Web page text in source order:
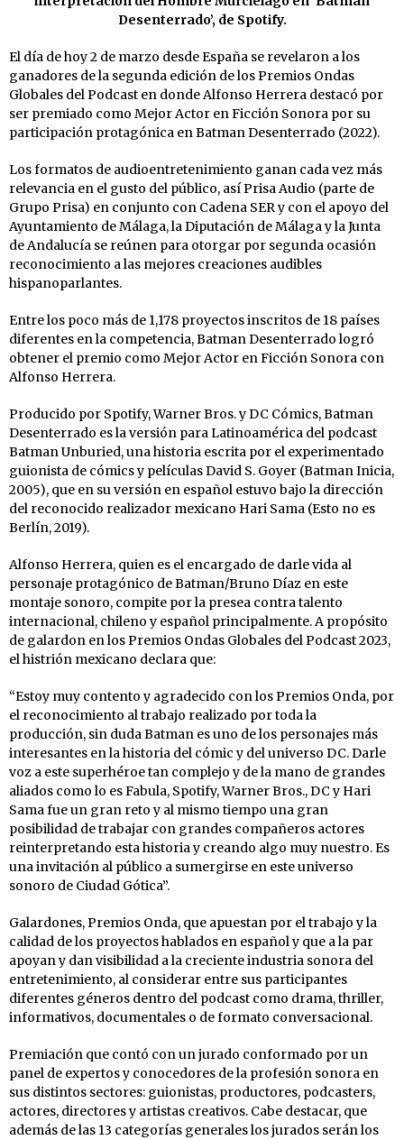
Desenterrado’, de Spotify.
El día de hoy 2 de marzo desde España se revelaron a los
ganadores de la segunda edición de los Premios Ondas
Globales del Podcast en donde Alfonso Herrera destacó por
ser premiado como Mejor Actor en Ficción Sonora por su
participación protagónica en Batman Desenterrado (2022).
Los formatos de audioentretenimiento ganan cada vez más
relevancia en el gusto del público, así Prisa Audio (parte de
Grupo Prisa) en conjunto con Cadena SER y con el apoyo del
Ayuntamiento de Málaga, la Diputación de Málaga y la Junta
de Andalucía se reúnen para otorgar por segunda ocasión
reconocimiento a las mejores creaciones audibles
hispanoparlantes.
Entre los poco más de 1,178 proyectos inscritos de 18 países
diferentes en la competencia, Batman Desenterrado logró
obtener el premio como Mejor Actor en Ficción Sonora con
Alfonso Herrera.
Producido por Spotify, Warner Bros. y DC Cómics, Batman
Desenterrado es la versión para Latinoamérica del podcast
Batman Unburied, una historia escrita por el experimentado
guionista de cómics y películas David S. Goyer (Batman Inicia,
2005), que en su versión en español estuvo bajo la dirección
del reconocido realizador mexicano Hari Sama (Esto no es
Berlín, 2019).
Alfonso Herrera, quien es el encargado de darle vida al
personaje protagónico de Batman/Bruno Díaz en este
montaje sonoro, compite por la presea contra talento
internacional, chileno y español principalmente. A propósito
de galardon en los Premios Ondas Globales del Podcast 2023,
el histrión mexicano declara que:
“Estoy muy contento y agradecido con los Premios Onda, por
el reconocimiento al trabajo realizado por toda la
producción, sin duda Batman es uno de los personajes más
interesantes en la historia del cómic y del universo DC. Darle
voz a este superhéroe tan complejo y de la mano de grandes
aliados como lo es Fabula, Spotify, Warner Bros., DC y Hari
Sama fue un gran reto y al mismo tiempo una gran
posibilidad de trabajar con grandes compañeros actores
reinterpretando esta historia y creando algo muy nuestro. Es
una invitación al público a sumergirse en este universo
sonoro de Ciudad Gótica”.
Galardones, Premios Onda, que apuestan por el trabajo y la
calidad de los proyectos hablados en español y que a la par
apoyan y dan visibilidad a la creciente industria sonora del
entretenimiento, al considerar entre sus participantes
diferentes géneros dentro del podcast como drama, thriller,
informativos, documentales o de formato conversacional.
Premiación que contó con un jurado conformado por un
panel de expertos y conocedores de la profesión sonora en
sus distintos sectores: guionistas, productores, podcasters,
actores, directores y artistas creativos. Cabe destacar, que
además de las 13 categorías generales los jurados serán los